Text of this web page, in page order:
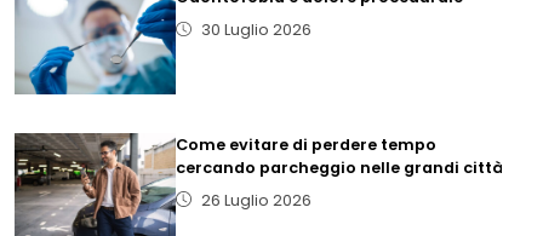
30 Luglio 2026
Come evitare di perdere tempo
cercando parcheggio nelle grandi città
26 Luglio 2026